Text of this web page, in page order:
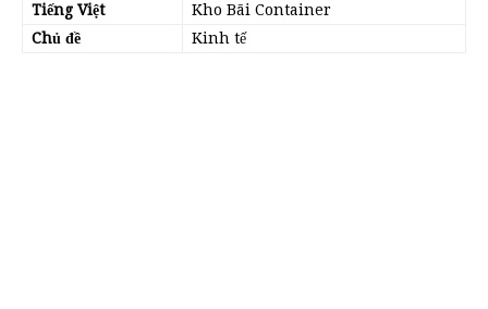
Tiếng Việt
Kho Bãi Container
Chủ đề
Kinh tế